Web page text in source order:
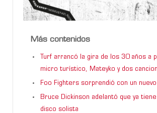
Más contenidos
Turf arrancó la gira de los 30 años a
micro turístico, Mateyko y dos
Foo Fighters sorprendió con un nuevo
Bruce Dickinson adelantó que ya tiene
disco solista